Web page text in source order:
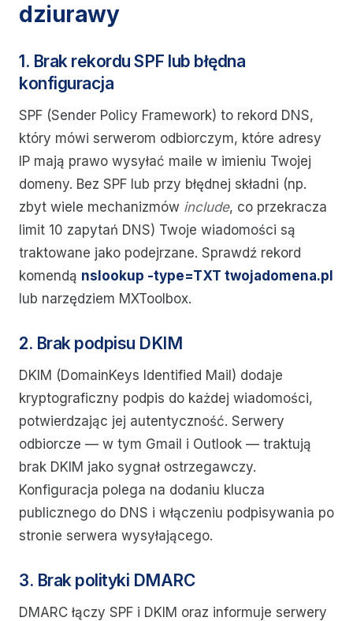
dziurawy
1. Brak rekordu SPF lub błędna
konfiguracja
SPF (Sender Policy Framework) to rekord DNS,
który mówi serwerom odbiorczym, które adresy
IP mają prawo wysyłać maile w imieniu Twojej
domeny. Bez SPF lub przy błędnej składni (np.
zbyt wiele mechanizmów include, co przekracza
limit 10 zapytań DNS) Twoje wiadomości są
traktowane jako podejrzane. Sprawdź rekord
komendą nslookup -type=TXT twojadomena.pl
lub narzędziem MXToolbox.
2. Brak podpisu DKIM
DKIM (DomainKeys Identified Mail) dodaje
kryptograficzny podpis do każdej wiadomości,
potwierdzając jej autentyczność. Serwery
odbiorcze — w tym Gmail i Outlook — traktują
brak DKIM jako sygnał ostrzegawczy.
Konfiguracja polega na dodaniu klucza
publicznego do DNS i włączeniu podpisywania po
stronie serwera wysyłającego.
3. Brak polityki DMARC
DMARC łączy SPF i DKIM oraz informuje serwery